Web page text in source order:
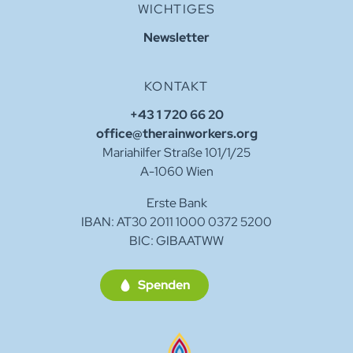
WICHTIGES
Newsletter
KONTAKT
+43 1 720 66 20
office@therainworkers.org
Mariahilfer Straße 101/1/25
A-1060 Wien
Erste Bank
IBAN: AT30 2011 1000 0372 5200
BIC: GIBAATWW
Spenden